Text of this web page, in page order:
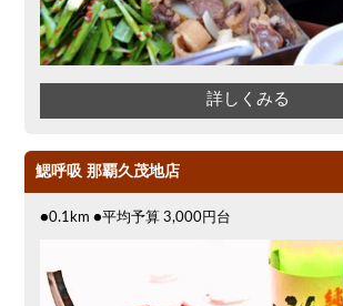
詳しくみる
鰓呼吸 那覇久茂地店
●0.1km ●平均予算 3,000円台